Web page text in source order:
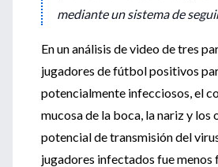
mediante un sistema de
En un análisis de video de tres
jugadores de fútbol positivos
potencialmente infecciosos, el
mucosa de la boca, la nariz y los
potencial de transmisión del
jugadores infectados fue menos